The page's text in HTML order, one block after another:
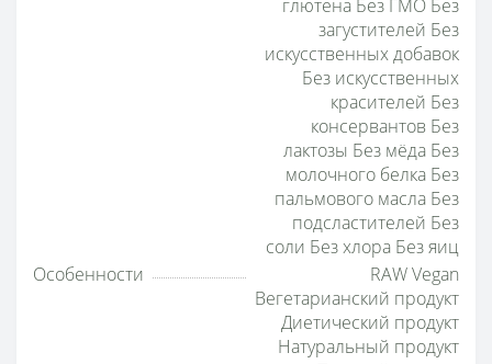
глютена Без ГМО Без
загустителей Без
искусственных добавок
Без искусственных
красителей Без
консервантов Без
лактозы Без мёда Без
молочного белка Без
пальмового масла Без
подсластителей Без
соли Без хлора Без яиц
Особенности
RAW Vegan
Вегетарианский продукт
Диетический продукт
Натуральный продукт